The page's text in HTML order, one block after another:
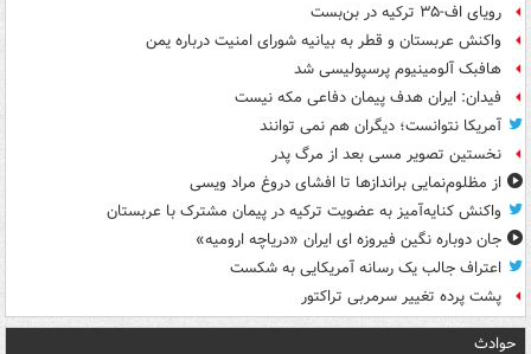
رویای اف-۳۵ ترکیه در بن‌بست
واکنش عربستان و قطر به بیانیه شورای امنیت درباره یمن
هافبک آلومینیوم پرسپولیسی شد
فیدان: ایران هدف پیمان دفاعی مکه نیست
آمریکا نتوانست؛ دیگران هم نمی توانند
نخستین تصویر مسی بعد از مرگ پدر
از مظلوم‌نمایی براندازها تا افشای دروغ مراد ویسی
واکنش کنایه‌آمیز به عضویت ترکیه در پیمان مشترک با عربستان
جان دوباره نگین فیروزه ای ایران «دریاچه ارومیه»
اعتراف جالب یک رسانه آمریکایی به شکست
پشت پرده تغییر سرمربی تراکتور
حوادث